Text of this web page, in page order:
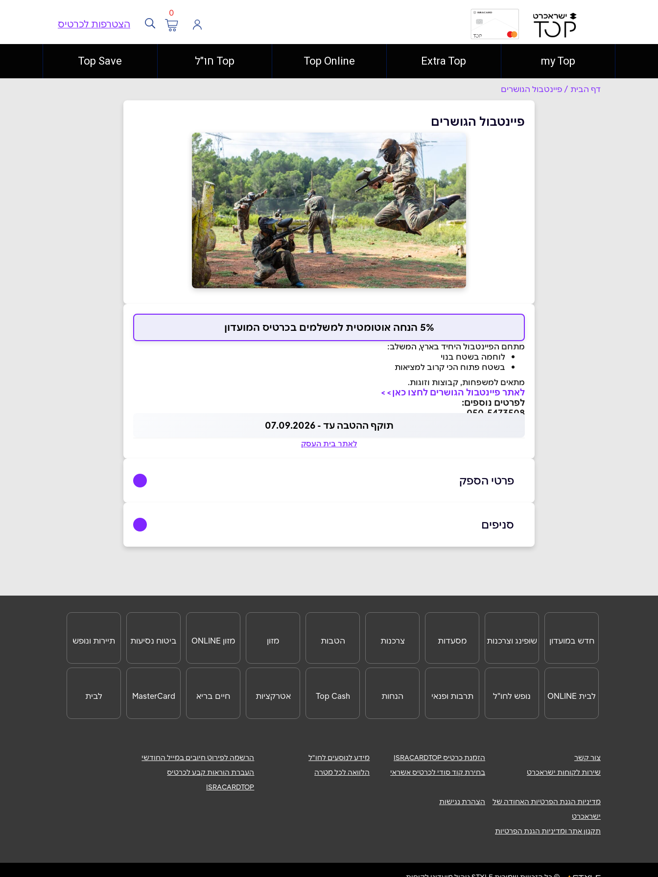
הצטרפות לכרטיס
0
Top Save Top חו"ל Top Online Extra Top my Top
דף הבית / פיינטבול הגושרים
פיינטבול הגושרים
5% הנחה אוטומטית למשלמים בכרטיס המועדון
מתחם הפיינטבול היחיד בארץ, המשלב:
לוחמה בשטח בנוי
בשטח פתוח הכי קרוב למציאות
מתאים למשפחות, קבוצות וזוגות.
לאתר פיינטבול הגושרים לחצו כאן>>
לפרטים נוספים:
050-5473508
תוקף ההטבה עד - 07.09.2026
לאתר בית העסק
פרטי הספק
באתר
טלפון* אימייל*
נושא*
אנא חזרו אלי בקשר ל...
שליחה
סניפים
הגושרים
חדש במועדון שופינג וצרכנות מסעדות
צרכנות
הטבות
מזון מזון ONLINE
ביטוח נסיעות
תיירות ונופש
לבית ONLINE נופש לחו"ל תרבות ופנאי
הנחות
Top Cash אטרקציות חיים בריא
MasterCard
לבית
צור קשר
שירות לקוחות ישראכרט
הזמנת כרטיס ISRACARDTOP
בחירת קוד סודי לכרטיס אשראי
מידע לנוסעים לחו"ל
הלוואה לכל מטרה
הרשמה לפירוט חיובים במייל החודשי
העברת הוראות קבע לכרטיס
ISRACARDTOP
מדיניות הגנת הפרטיות האחודה של
ישראכרט
תקנון אתר ומדיניות הגנת הפרטיות
הצהרת נגישות